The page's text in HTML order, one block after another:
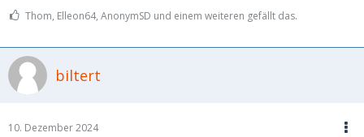
Thom, Elleon64, AnonymSD und einem weiteren gefällt das.
biltert
10. Dezember 2024